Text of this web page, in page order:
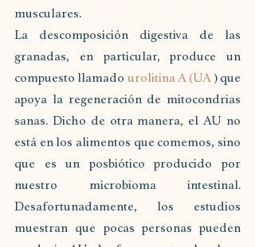
musculares.
La descomposición digestiva de las
granadas, en particular, produce un
compuesto llamado urolitina A (UA ) que
apoya la regeneración de mitocondrias
sanas. Dicho de otra manera, el AU no
está en los alimentos que comemos, sino
que es un posbiótico producido por
nuestro microbioma intestinal.
Desafortunadamente, los estudios
muestran que pocas personas pueden